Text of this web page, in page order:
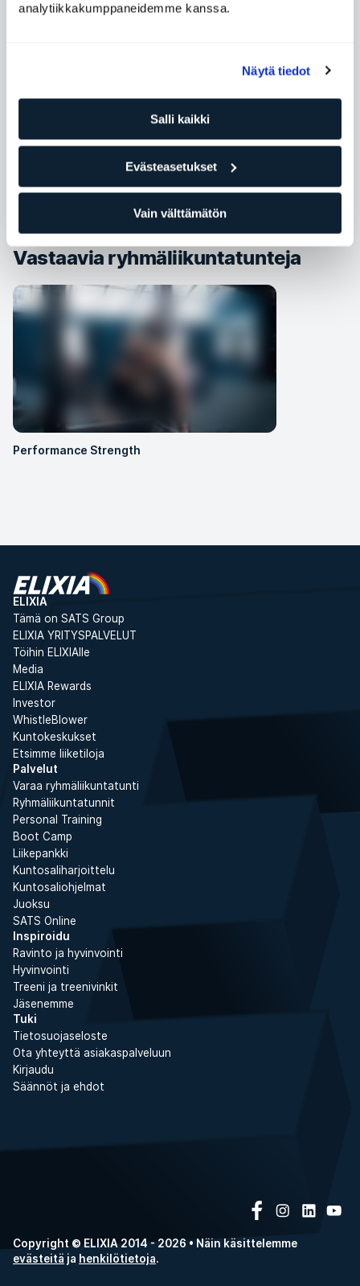
analytiikkakumppaneidemme kanssa.
Näytä tiedot
Salli kaikki
Evästeasetukset
Vain välttämätön
Vastaavia ryhmäliikuntatunteja
Performance Strength
ELIXIA
Tämä on SATS Group
ELIXIA YRITYSPALVELUT
Töihin ELIXIAlle
Media
ELIXIA Rewards
Investor
WhistleBlower
Kuntokeskukset
Etsimme liiketiloja
Palvelut
Varaa ryhmäliikuntatunti
Ryhmäliikuntatunnit
Personal Training
Boot Camp
Liikepankki
Kuntosaliharjoittelu
Kuntosaliohjelmat
Juoksu
SATS Online
Inspiroidu
Ravinto ja hyvinvointi
Hyvinvointi
Treeni ja treenivinkit
Jäsenemme
Tuki
Tietosuojaseloste
Ota yhteyttä asiakaspalveluun
Kirjaudu
Säännöt ja ehdot
Copyright © ELIXIA 2014 - 2026 • Näin käsittelemme
evästeitä ja henkilötietoja.